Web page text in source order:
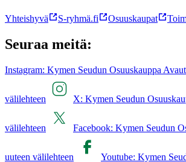
Yhteishyvä S-ryhmä.fi Osuuskaupat
Seuraa meitä:
Instagram: Kymen Seudun Osuuskauppa
välilehteen X: Kymen Seudun
välilehteen Facebook: Kymen Seudun
uuteen välilehteen Youtube: Kymen